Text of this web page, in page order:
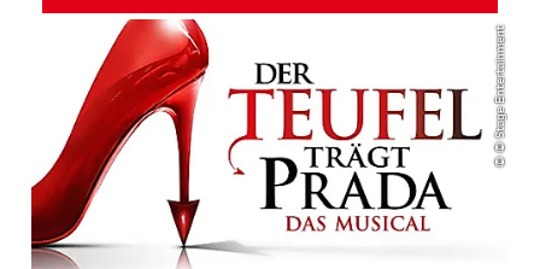
© © Stage Entertainment